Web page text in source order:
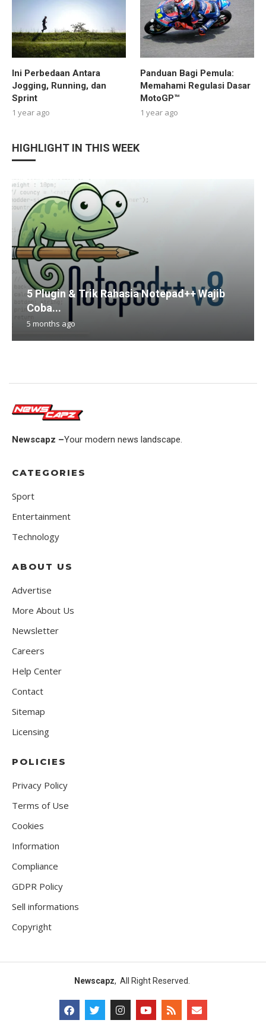
Ini Perbedaan Antara
Jogging, Running, dan
Sprint
1 year ago
Panduan Bagi Pemula:
Memahami Regulasi Dasar
MotoGP™
1 year ago
HIGHLIGHT IN THIS WEEK
5 Plugin & Trik Rahasia Notepad++ Wajib
Coba...
5 months ago
Newscapz –Your modern news landscape.
CATEGORIES
Sport
Entertainment
Technology
ABOUT US
Advertise
More About Us
Newsletter
Careers
Help Center
Contact
Sitemap
Licensing
POLICIES
Privacy Policy
Terms of Use
Cookies
Information
Compliance
GDPR Policy
Sell informations
Copyright
Newscapz, All Right Reserved.